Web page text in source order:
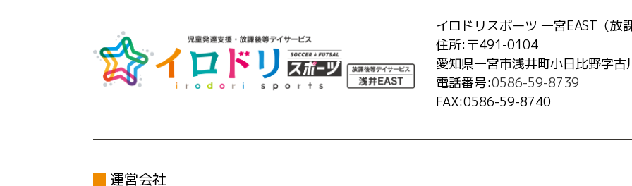
イロドリスポーツ 一宮EAST （
住所:〒491-0104
愛知県一宮市浅井町小日比野字古
電話番号:0586-59-8739
FAX:0586-59-8740
運営会社